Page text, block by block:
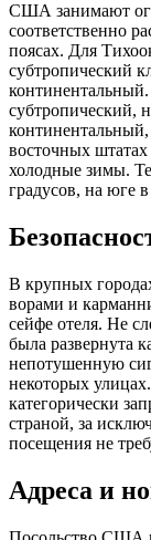
США занимают
соответственно
поясах. Для
субтропический
субтропический,
восточных
холодные зимы.
градусов, на юге
В крупных
ворами и
сейфе отеля. Не
была развернута
непотушенную
некоторых
категорически
страной, за
посещения не
Адреса и